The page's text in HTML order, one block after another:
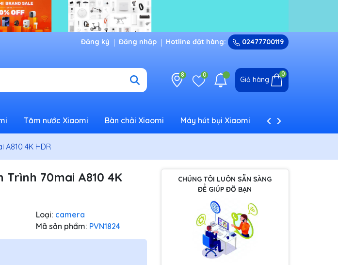
Đăng ký Đăng nhập Hotline đặt hàng: 02477700119
8 0
Giỏ hàng
0
Tăm nước Xiaomi Bàn chải Xiaomi Máy hút bụi Xiaomi Máy tạo ẩm Xiaomi
A810 4K HDR
Trình 70mai A810 4K
Loại: camera
Mã sản phẩm: PVN1824
CHÚNG TÔI LUÔN SẴN SÀNG
ĐỂ GIÚP ĐỠ BẠN